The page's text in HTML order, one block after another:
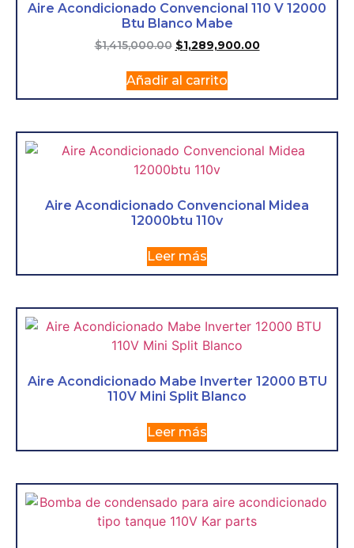
Aire Acondicionado Convencional 110 V 12000
Btu Blanco Mabe
$1,415,000.00 $1,289,900.00
Añadir al carrito
Aire Acondicionado Convencional Midea
12000btu 110v
Leer más
Aire Acondicionado Mabe Inverter 12000 BTU
110V Mini Split Blanco
Leer más